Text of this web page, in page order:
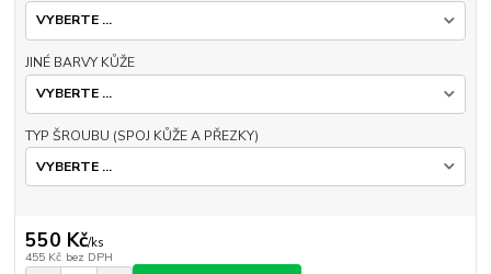
JINÉ BARVY KŮŽE
TYP ŠROUBU (SPOJ KŮŽE A PŘEZKY)
550 Kč/ks
455 Kč bez DPH